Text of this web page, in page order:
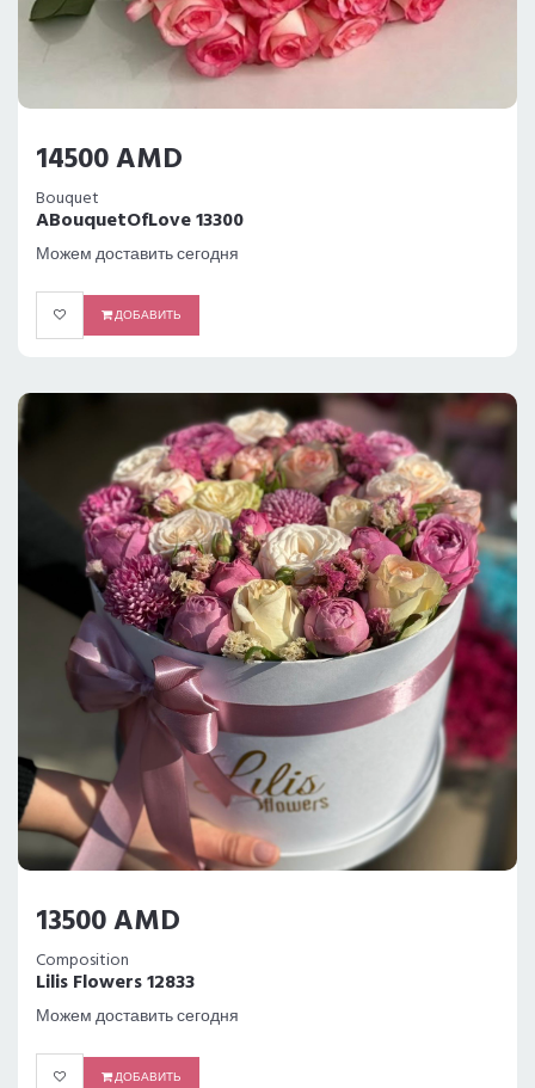
14500 AMD
Bouquet
ABouquetOfLove 13300
Можем доставить сегодня
ДОБАВИТЬ
13500 AMD
Composition
Lilis Flowers 12833
Можем доставить сегодня
ДОБАВИТЬ